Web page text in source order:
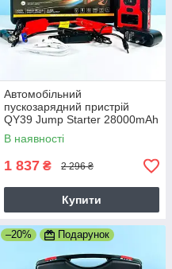
Автомобільний
пускозарядний пристрій
QY39 Jump Starter 28000mAh
4USB
В наявності
1 837 ₴ 2 296 ₴
Купити
–20% Подарунок